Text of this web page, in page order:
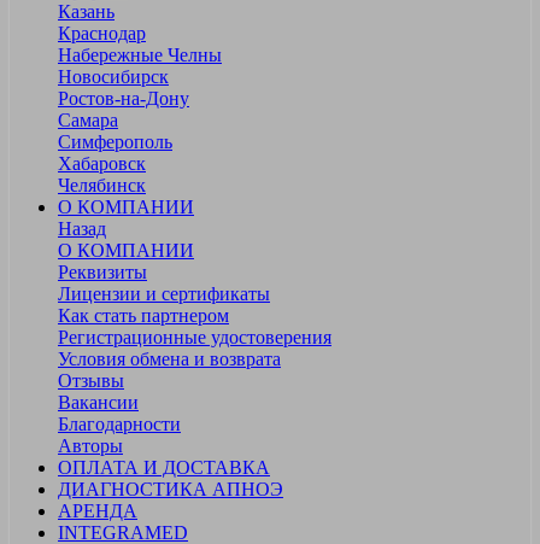
Казань
Краснодар
Набережные Челны
Новосибирск
Ростов-на-Дону
Самара
Симферополь
Хабаровск
Челябинск
О КОМПАНИИ
Назад
О КОМПАНИИ
Реквизиты
Лицензии и сертификаты
Как стать партнером
Регистрационные удостоверения
Условия обмена и возврата
Отзывы
Вакансии
Благодарности
Авторы
ОПЛАТА И ДОСТАВКА
ДИАГНОСТИКА АПНОЭ
АРЕНДА
INTEGRAMED